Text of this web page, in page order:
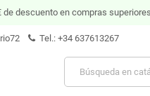
de descuento en compras
Tel.: +34 637613267